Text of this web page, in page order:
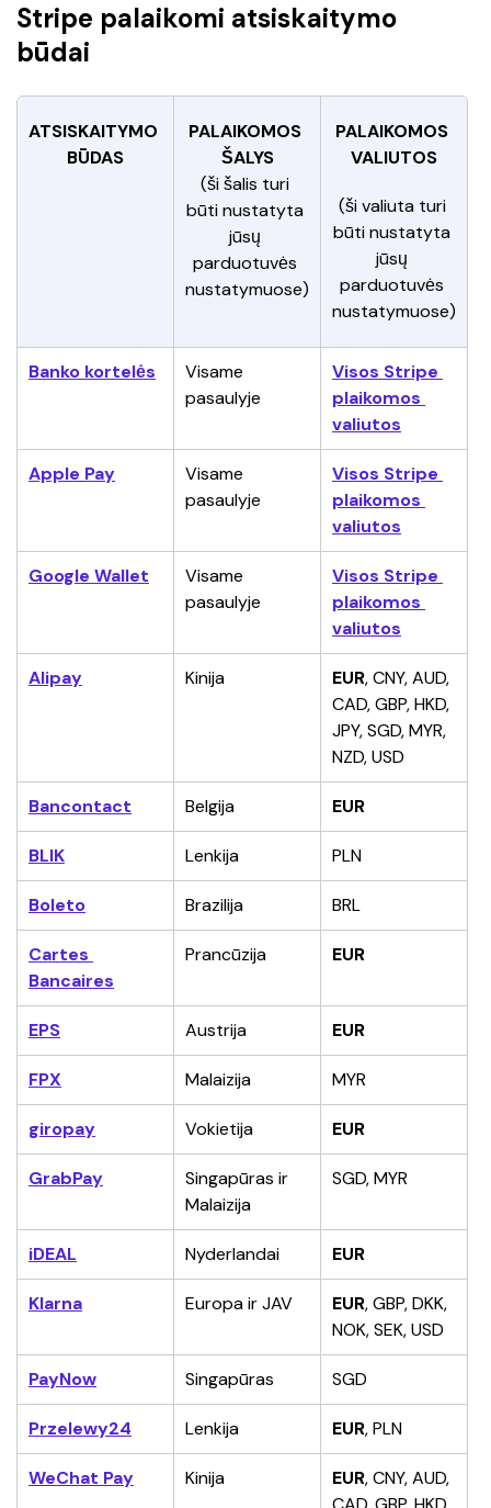
Stripe palaikomi atsiskaitymo
būdai
ATSISKAITYMO
BŪDAS
PALAIKOMOS
ŠALYS
(ši šalis turi
būti nustatyta
jūsų
parduotuvės
nustatymuose)
PALAIKOMOS
VALIUTOS
(ši valiuta turi
būti nustatyta
jūsų
parduotuvės
nustatymuose)
Banko kortelės
Visame
pasaulyje
Visos Stripe
plaikomos
valiutos
Apple Pay
Visame
pasaulyje
Visos Stripe
plaikomos
valiutos
Google Wallet
Visame
pasaulyje
Visos Stripe
plaikomos
valiutos
Alipay Kinija EUR, CNY, AUD,
CAD, GBP, HKD,
JPY, SGD, MYR,
NZD, USD
Bancontact Belgija EUR
BLIK Lenkija PLN
Boleto Brazilija BRL
Cartes
Bancaires
Prancūzija EUR
EPS Austrija EUR
FPX Malaizija MYR
giropay Vokietija EUR
GrabPay
Singapūras ir
Malaizija
SGD, MYR
iDEAL Nyderlandai EUR
Klarna Europa ir JAV EUR, GBP, DKK,
NOK, SEK, USD
PayNow Singapūras SGD
Przelewy24 Lenkija EUR, PLN
WeChat Pay Kinija EUR, CNY, AUD,